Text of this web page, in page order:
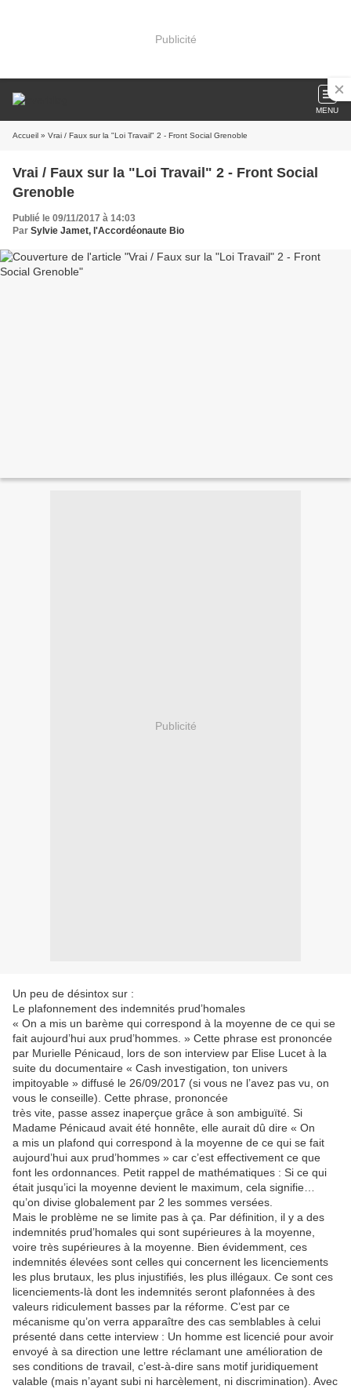
Publicité
MENU
Accueil » Vrai / Faux sur la "Loi Travail" 2 - Front Social Grenoble
Vrai / Faux sur la "Loi Travail" 2 - Front Social
Grenoble
Publié le 09/11/2017 à 14:03
Par Sylvie Jamet, l'Accordéonaute Bio
Publicité
Un peu de désintox sur :
Le plafonnement des indemnités prud’homales
« On a mis un barème qui correspond à la moyenne de ce qui se
fait aujourd’hui aux prud’hommes. » Cette phrase est prononcée
par Murielle Pénicaud, lors de son interview par Elise Lucet à la
suite du documentaire « Cash investigation, ton univers
impitoyable » diffusé le 26/09/2017 (si vous ne l’avez pas vu, on
vous le conseille). Cette phrase, prononcée
très vite, passe assez inaperçue grâce à son ambiguïté. Si
Madame Pénicaud avait été honnête, elle aurait dû dire « On
a mis un plafond qui correspond à la moyenne de ce qui se fait
aujourd’hui aux prud’hommes » car c’est effectivement ce que
font les ordonnances. Petit rappel de mathématiques : Si ce qui
était jusqu’ici la moyenne devient le maximum, cela signifie…
qu’on divise globalement par 2 les sommes versées.
Mais le problème ne se limite pas à ça. Par définition, il y a des
indemnités prud’homales qui sont supérieures à la moyenne,
voire très supérieures à la moyenne. Bien évidemment, ces
indemnités élevées sont celles qui concernent les licenciements
les plus brutaux, les plus injustifiés, les plus illégaux. Ce sont ces
licenciements-là dont les indemnités seront plafonnées à des
valeurs ridiculement basses par la réforme. C’est par ce
mécanisme qu’on verra apparaître des cas semblables à celui
présenté dans cette interview : Un homme est licencié pour avoir
envoyé à sa direction une lettre réclamant une amélioration de
ses conditions de travail, c’est-à-dire sans motif juridiquement
valable (mais n’ayant subi ni harcèlement, ni discrimination). Avec